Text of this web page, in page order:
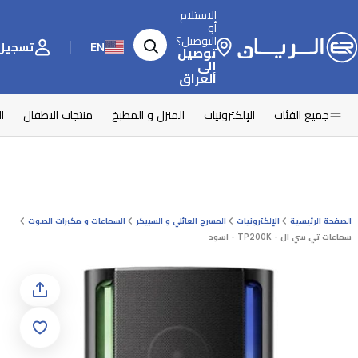
الاستلام
أو
التوصيل؟
توصيل
إلى
العراق
EN تسجيل
جميع الفئات الإلكترونيات المنزل و المطبخ منتجات الاطفال
الصفحة الرئيسية الإلكترونيات المسرح العائلي و السبيكر
السماعات و مكبرات الصوت
سماعات تي سي ال - TP200K - اسود